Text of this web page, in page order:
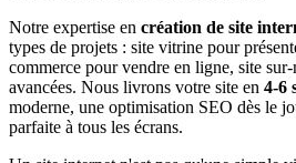
Notre expertise en création de site
types de projets : site vitrine pour
commerce pour vendre en ligne, site
avancées. Nous livrons votre site en 4-6
moderne, une optimisation SEO dès le
parfaite à tous les écrans.